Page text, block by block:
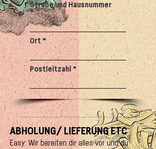
Straße und Hausnummer
Ort
Postleitzahl
ABHOLUNG/ LIEFERUNG ETC
Easy: Wir bereiten dir alles vor und du